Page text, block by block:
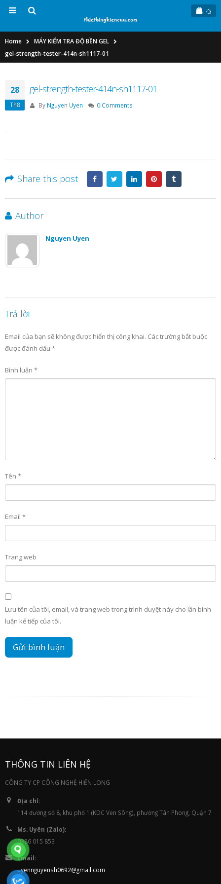
Home
MÁY KIỂM TRA ĐỘ BỀN GEL
gel-strength-tester-414n-sh1117-01
28
Th8
gel-strength-tester-414n-sh1117-01
By Nguyen Uyen 0 Comments
Share this post
Author
Nguyen Uyen
Trả lời
Email của bạn sẽ không được hiển thị công khai. Các trường bắt buộc
được đánh dấu *
Bình luận *
Tên *
Email *
Trang web
Lưu tên của tôi, email, và trang web trong trình duyệt này cho lần bình
luận kế tiếp của tôi.
THÔNG TIN LIÊN HỆ
CÔNG TY CP CÔNG NGHỆ HIỂN LONG
Địa chỉ:
114 đường số 8, khu phố 1 (KDC Ven Sông), phường Tân Phong, Quận 7
Ms. Uyên (Zalo):
0386 015 853
Email:
uyennguyensh0692@gmail.com